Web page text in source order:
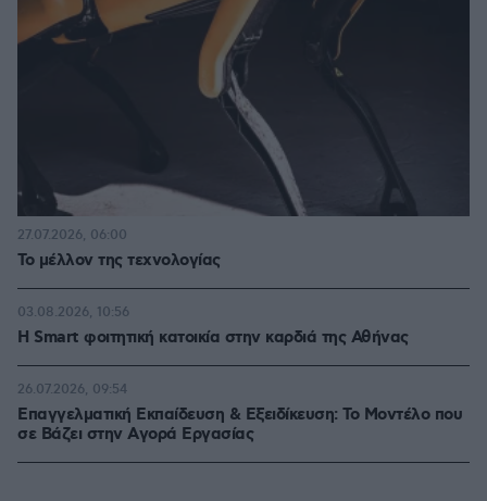
Το μέλλον της τεχνολογίας
27.07.2026, 06:00
Η Smart φοιτητική κατοικία στην καρδιά της Αθήνας
03.08.2026, 10:56
Επαγγελματική Εκπαίδευση & Εξειδίκευση: Το Mοντέλο που
σε Bάζει στην Aγορά Eργασίας
26.07.2026, 09:54